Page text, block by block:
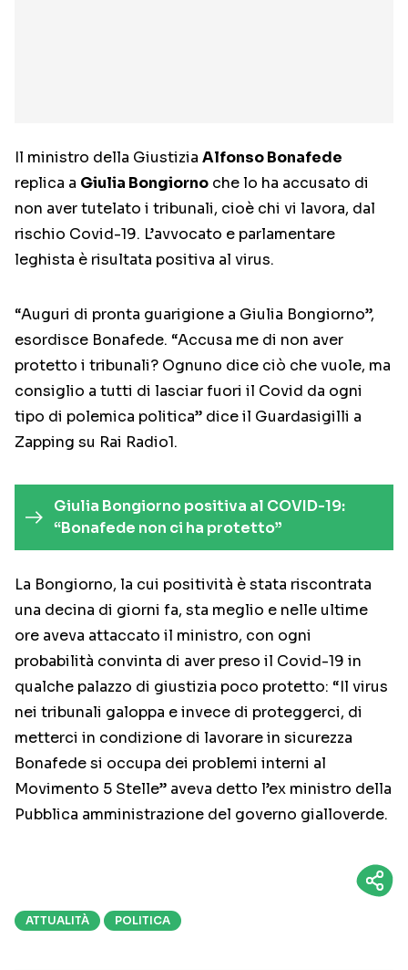
Il ministro della Giustizia Alfonso Bonafede
replica a Giulia Bongiorno che lo ha accusato di
non aver tutelato i tribunali, cioè chi vi lavora, dal
rischio Covid-19. L’avvocato e parlamentare
leghista è risultata positiva al virus.
“Auguri di pronta guarigione a Giulia Bongiorno”,
esordisce Bonafede. “Accusa me di non aver
protetto i tribunali? Ognuno dice ciò che vuole, ma
consiglio a tutti di lasciar fuori il Covid da ogni
tipo di polemica politica” dice il Guardasigilli a
Zapping su Rai Radio1.
Giulia Bongiorno positiva al COVID-19:
“Bonafede non ci ha protetto”
La Bongiorno, la cui positività è stata riscontrata
una decina di giorni fa, sta meglio e nelle ultime
ore aveva attaccato il ministro, con ogni
probabilità convinta di aver preso il Covid-19 in
qualche palazzo di giustizia poco protetto: “Il virus
nei tribunali galoppa e invece di proteggerci, di
metterci in condizione di lavorare in sicurezza
Bonafede si occupa dei problemi interni al
Movimento 5 Stelle” aveva detto l’ex ministro della
Pubblica amministrazione del governo gialloverde.
ATTUALITÀ POLITICA